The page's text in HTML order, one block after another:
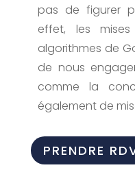
pas de figurer
effet, les
algorithmes de
de nous
comme la
également de
PRENDRE